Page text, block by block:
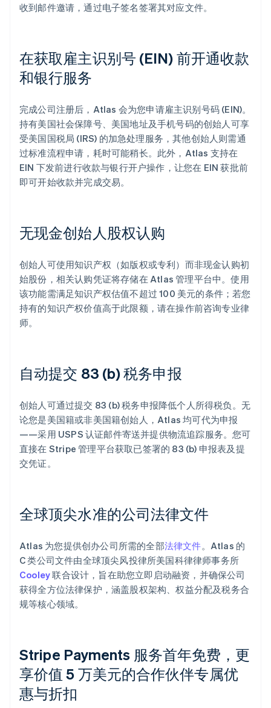
收到邮件邀请，通过电子签名签署其对应文件。
在获取雇主识别号 (EIN) 前开通收款
和银行服务
完成公司注册后，Atlas 会为您申请雇主识别号码 (EIN)。
持有美国社会保障号、美国地址及手机号码的创始人可享
受美国国税局 (IRS) 的加急处理服务，其他创始人则需通
过标准流程申请，耗时可能稍长。此外，Atlas 支持在
EIN 下发前进行收款与银行开户操作，让您在 EIN 获批前
即可开始收款并完成交易。
无现金创始人股权认购
创始人可使用知识产权（如版权或专利）而非现金认购初
始股份，相关认购凭证将存储在 Atlas 管理平台中。使用
该功能需满足知识产权估值不超过 100 美元的条件；若您
持有的知识产权价值高于此限额，请在操作前咨询专业律
师。
自动提交 83 (b) 税务申报
创始人可通过提交 83 (b) 税务申报降低个人所得税负。无
论您是美国籍或非美国籍创始人，Atlas 均可代为申报
——采用 USPS 认证邮件寄送并提供物流追踪服务。您可
直接在 Stripe 管理平台获取已签署的 83 (b) 申报表及提
交凭证。
全球顶尖水准的公司法律文件
Atlas 为您提供创办公司所需的全部法律文件。Atlas 的
C 类公司文件由全球顶尖风投律所美国科律律师事务所
Cooley联合设计，旨在助您立即启动融资，并确保公司
获得全方位法律保护，涵盖股权架构、权益分配及税务合
规等核心领域。
Stripe Payments 服务首年免费，更
享价值 5 万美元的合作伙伴专属优
惠与折扣
阿联酋
English